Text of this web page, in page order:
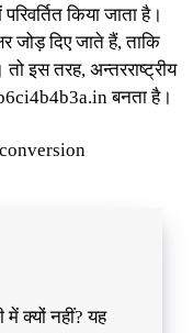
किया जाता है।
जोड़ दिए जाते हैं, ताकि
इस तरह, अन्तरराष्ट्रीय
बनता है।
में क्यों नहीं? यह